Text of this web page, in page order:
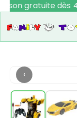
gratuite dès
‹